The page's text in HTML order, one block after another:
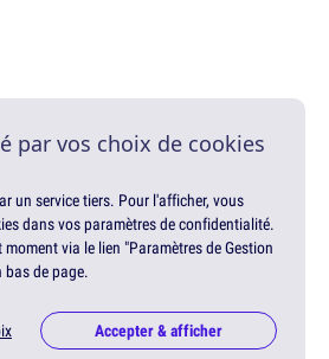
par vos choix de cookies
un service tiers. Pour l'afficher, vous
dans vos paramètres de confidentialité.
via le lien "Paramètres de Gestion
de page.
Accepter & afficher